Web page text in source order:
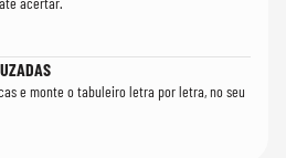
e monte o tabuleiro letra por letra, no seu